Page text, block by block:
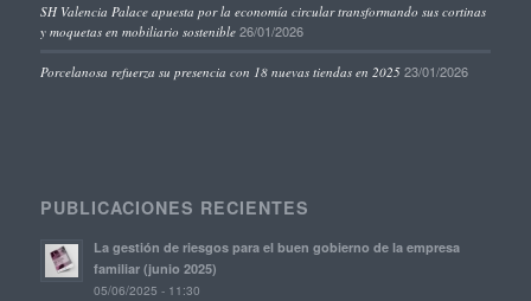
SH Valencia Palace apuesta por la economía circular transformando sus cortinas
y moquetas en mobiliario sostenible 26/01/2026
Porcelanosa refuerza su presencia con 18 nuevas tiendas en 2025 23/01/2026
PUBLICACIONES RECIENTES
La gestión de riesgos para el buen gobierno de la empresa
familiar (junio 2025)
05/06/2025 - 11:30